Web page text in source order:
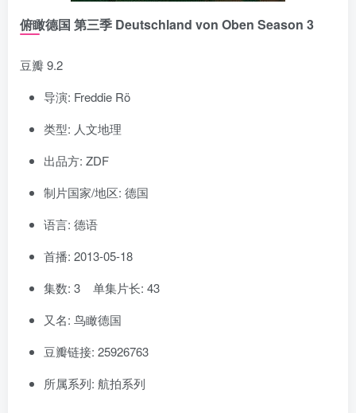
俯瞰德国 第三季 Deutschland von Oben Season 3
豆瓣 9.2
导演: Freddie Rö
类型: 人文地理
出品方: ZDF
制片国家/地区: 德国
语言: 德语
首播: 2013-05-18
集数: 3 单集片长: 43
又名: 鸟瞰德国
豆瓣链接: 25926763
所属系列: 航拍系列